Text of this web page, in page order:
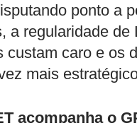
ponto a
a regularidade
custam caro e os
mais
acompanha o